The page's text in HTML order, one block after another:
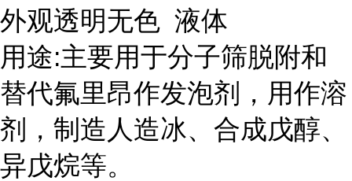
外观透明无色 液体
用途:主要用于分子筛脱附和
替代氟里昂作发泡剂，用作溶
剂，制造人造冰、合成戊醇、
异戊烷等。